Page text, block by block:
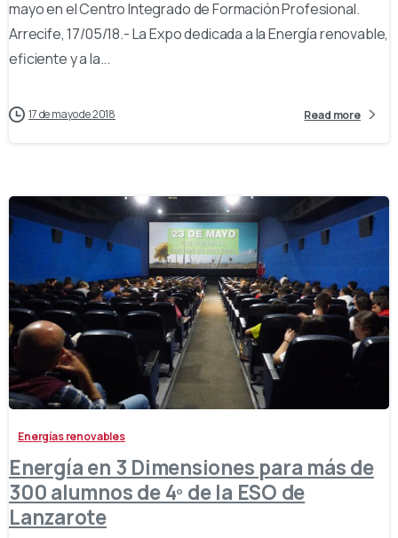
mayo en el Centro Integrado de Formación Profesional.
Arrecife, 17/05/18.- La Expo dedicada a la Energía renovable,
eficiente y a la...
17 de mayo de 2018 Read more
Energías renovables
Energía en 3 Dimensiones para más de
300 alumnos de 4º de la ESO de
Lanzarote